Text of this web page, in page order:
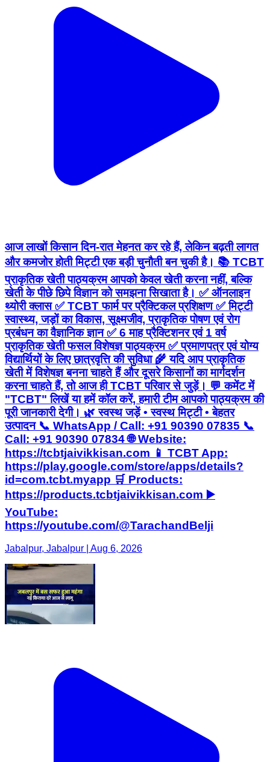
आज लाखों किसान दिन-रात मेहनत कर रहे हैं, लेकिन बढ़ती लागत
और कमजोर होती मिट्टी एक बड़ी चुनौती बन चुकी है। 📚 TCBT
प्राकृतिक खेती पाठ्यक्रम आपको केवल खेती करना नहीं, बल्कि
खेती के पीछे छिपे विज्ञान को समझना सिखाता है। ✅ ऑनलाइन
थ्योरी क्लास ✅ TCBT फार्म पर प्रैक्टिकल प्रशिक्षण ✅ मिट्टी
स्वास्थ्य, जड़ों का विकास, सूक्ष्मजीव, प्राकृतिक पोषण एवं रोग
प्रबंधन का वैज्ञानिक ज्ञान ✅ 6 माह प्रैक्टिशनर एवं 1 वर्ष
प्राकृतिक खेती फसल विशेषज्ञ पाठ्यक्रम ✅ प्रमाणपत्र एवं योग्य
विद्यार्थियों के लिए छात्रवृत्ति की सुविधा 🌾 यदि आप प्राकृतिक
खेती में विशेषज्ञ बनना चाहते हैं और दूसरे किसानों का मार्गदर्शन
करना चाहते हैं, तो आज ही TCBT परिवार से जुड़ें। 💬 कमेंट में
"TCBT" लिखें या हमें कॉल करें, हमारी टीम आपको पाठ्यक्रम की
पूरी जानकारी देगी। 🌿 स्वस्थ जड़ें • स्वस्थ मिट्टी • बेहतर
उत्पादन 📞 WhatsApp / Call: +91 90390 07835 📞
Call: +91 90390 07834 🌐 Website:
https://tcbtjaivikkisan.com 📱 TCBT App:
https://play.google.com/store/apps/details?
id=com.tcbt.myapp 🛒 Products:
https://products.tcbtjaivikkisan.com ▶️
YouTube:
https://youtube.com/@TarachandBelji
Jabalpur, Jabalpur | Aug 6, 2026